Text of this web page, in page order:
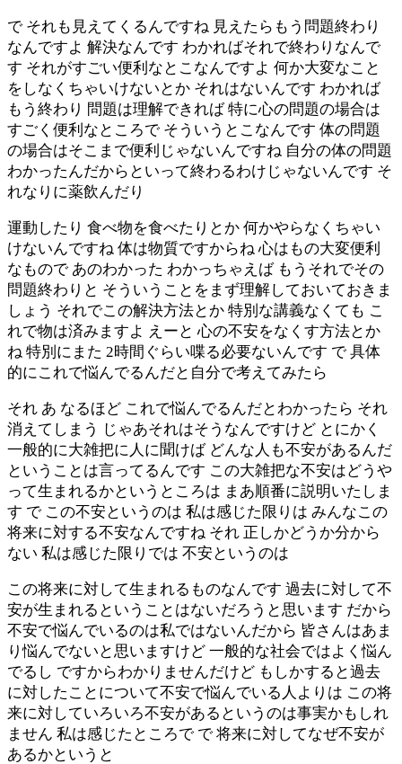
で それも見えてくるんですね 見えたらもう問題終わり
なんですよ 解決なんです わかればそれで終わりなんで
す それがすごい便利なとこなんですよ 何か大変なこと
をしなくちゃいけないとか それはないんです わかれば
もう終わり 問題は理解できれば 特に心の問題の場合は
すごく便利なところで そういうとこなんです 体の問題
の場合はそこまで便利じゃないんですね 自分の体の問題
わかったんだからといって終わるわけじゃないんです そ
れなりに薬飲んだり
運動したり 食べ物を食べたりとか 何かやらなくちゃい
けないんですね 体は物質ですからね 心はもの大変便利
なもので あのわかった わかっちゃえば もうそれでその
問題終わりと そういうことをまず理解しておいておきま
しょう それでこの解決方法とか 特別な講義なくても こ
れで物は済みますよ えーと 心の不安をなくす方法とか
ね 特別にまた 2時間ぐらい喋る必要ないんです で 具体
的にこれで悩んでるんだと自分で考えてみたら
それ あ なるほど これで悩んでるんだとわかったら それ
消えてしまう じゃあそれはそうなんですけど とにかく
一般的に大雑把に人に聞けば どんな人も不安があるんだ
ということは言ってるんです この大雑把な不安はどうや
って生まれるかというところは まあ順番に説明いたしま
す で この不安というのは 私は感じた限りは みんなこの
将来に対する不安なんですね それ 正しかどうか分から
ない 私は感じた限りでは 不安というのは
この将来に対して生まれるものなんです 過去に対して不
安が生まれるということはないだろうと思います だから
不安で悩んでいるのは私ではないんだから 皆さんはあま
り悩んでないと思いますけど 一般的な社会ではよく悩ん
でるし ですからわかりませんだけど もしかすると過去
に対したことについて不安で悩んでいる人よりは この将
来に対していろいろ不安があるというのは事実かもしれ
ません 私は感じたところで で 将来に対してなぜ不安が
あるかというと